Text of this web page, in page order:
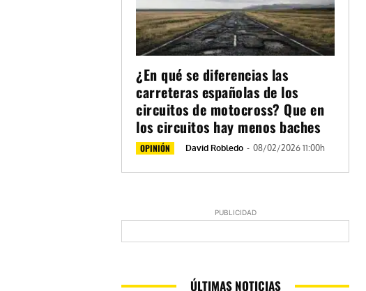
¿En qué se diferencias las
carreteras españolas de los
circuitos de motocross? Que en
los circuitos hay menos baches
OPINIÓN David Robledo - 08/02/2026 11:00h
PUBLICIDAD
ÚLTIMAS NOTICIAS